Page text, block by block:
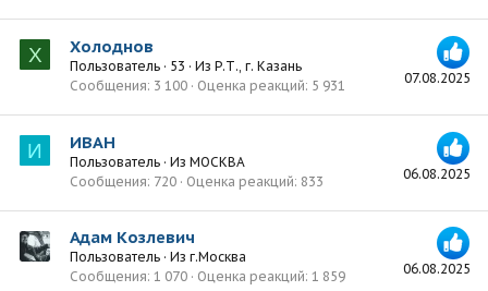
Х
07.08.2025
Холоднов
Пользователь · 53 · Из Р.Т., г. Казань
Сообщения 3 100 Оценка реакций 5 931
И
06.08.2025
ИВАН
Пользователь · Из МОСКВА
Сообщения 720 Оценка реакций 833
06.08.2025
Адам Козлевич
Пользователь · Из г.Москва
Сообщения 1 070 Оценка реакций 1 859